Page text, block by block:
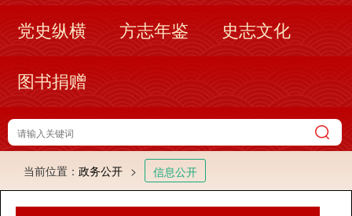
党史纵横 方志年鉴 史志文化
图书捐赠
当前位置： 政务公开 > 信息公开